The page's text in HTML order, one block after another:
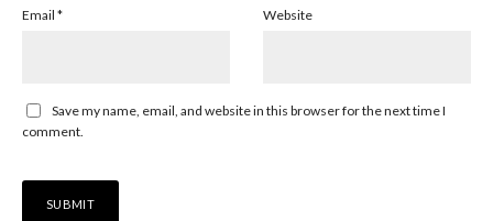
Email * Website
Save my name, email, and website in this browser for the next time I
comment.